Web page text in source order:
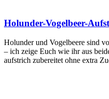
Holunder-Vogelbeer-
Holun­der und Vogel­bee­re sind
– ich zei­ge Euch wie ihr aus
auf­strich zube­rei­tet ohne extra